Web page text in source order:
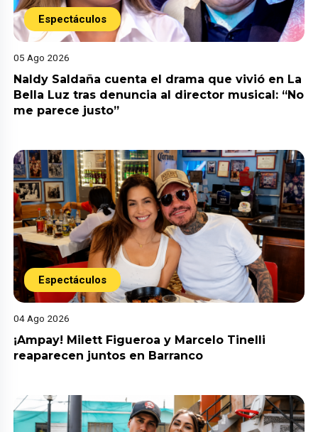
Espectáculos
05 Ago 2026
Naldy Saldaña cuenta el drama que vivió en La
Bella Luz tras denuncia al director musical: “No
me parece justo”
Espectáculos
04 Ago 2026
¡Ampay! Milett Figueroa y Marcelo Tinelli
reaparecen juntos en Barranco